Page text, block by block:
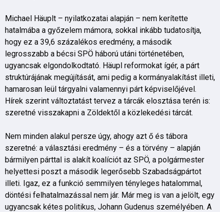
Michael Häuplt – nyilatkozatai alapján – nem kerítette
hatalmába a győzelem mámora, sokkal inkább tudatosítja,
hogy ez a 39,6 százalékos eredmény, a második
legrosszabb a bécsi SPÖ háború utáni történetében,
ugyancsak elgondolkodtató. Häupl reformokat ígér, a párt
struktúrájának megújítását, ami pedig a kormányalakítást illeti,
hamarosan leül tárgyalni valamennyi párt képviselőjével.
Hírek szerint változtatást tervez a tárcák elosztása terén is:
szeretné visszakapni a Zöldektől a közlekedési tárcát.
Nem minden alakul persze úgy, ahogy azt ő és tábora
szeretné: a választási eredmény – és a törvény – alapján
bármilyen párttal is alakít koalíciót az SPÖ, a polgármester
helyettesi poszt a második legerősebb Szabadságpártot
illeti. Igaz, ez a funkció semmilyen tényleges hatalommal,
döntési felhatalmazással nem jár. Már meg is van a jelölt, egy
ugyancsak kétes politikus, Johann Gudenus személyében. A